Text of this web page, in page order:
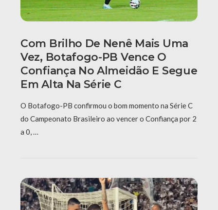
Com Brilho De Nenê Mais Uma
Vez, Botafogo-PB Vence O
Confiança No Almeidão E Segue
Em Alta Na Série C
O Botafogo-PB confirmou o bom momento na Série C
do Campeonato Brasileiro ao vencer o Confiança por 2
a 0, …